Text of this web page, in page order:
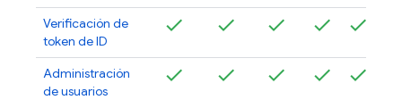
Verificación de
token de ID
Administración
de usuarios